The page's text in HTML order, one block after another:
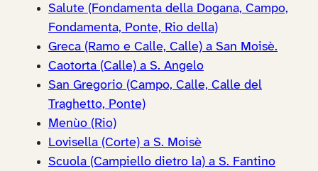
Salute (Fondamenta della Dogana, Campo,
Fondamenta, Ponte, Rio della)
Greca (Ramo e Calle, Calle) a San Moisè.
Caotorta (Calle) a S. Angelo
San Gregorio (Campo, Calle, Calle del
Traghetto, Ponte)
Menùo (Rio)
Lovisella (Corte) a S. Moisè
Scuola (Campiello dietro la) a S. Fantino